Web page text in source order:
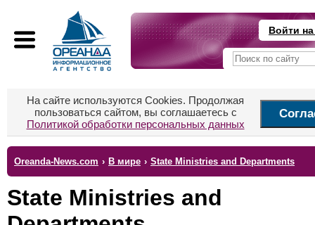
Войти
На сайте используются Cookies. Продолжая
пользоваться сайтом, вы соглашаетесь с
Политикой обработки персональных данных
Oreanda-News.com › В мире › State Ministries and Departments
State Ministries and